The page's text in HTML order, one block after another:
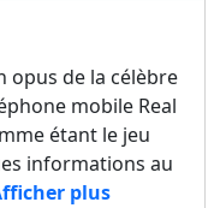
opus de la célèbre
mobile Real
étant le jeu
informations au
plus